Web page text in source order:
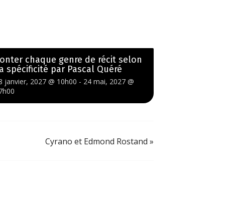
chaque genre de récit selon
spécificité par Pascal Quéré
janvier, 2027 @ 10h00 - 24 mai, 2027 @
Cyrano et Edmond Rostand »